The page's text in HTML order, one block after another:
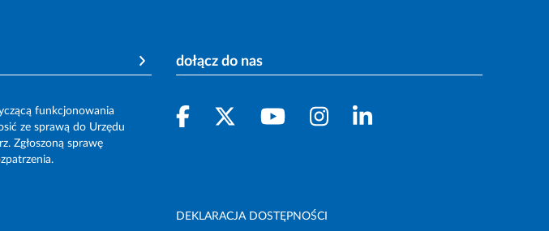
funkcjonowania
ze sprawą do Urzędu
Zgłoszoną sprawę
dołącz do nas
DEKLARACJA DOSTĘPNOŚCI